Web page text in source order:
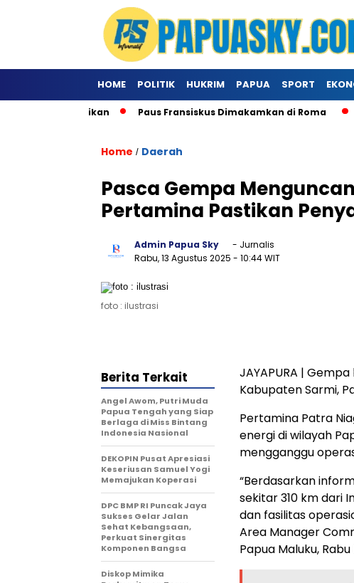
HOME POLITIK HUKRIM PAPUA SPORT
Khusus Ke Vatikan Paus Fransiskus Dimakamkan di Roma
Home / Daerah
Pasca Gempa
Pertamina Pastikan
Admin Papua Sky
- Jurnalis
Rabu, 13 Agustus 2025 - 10:44 WIT
foto : ilustrasi
JAYAPURA |
Kabupaten Sarmi,
Pertamina Patra
energi di wilayah
mengganggu
“Berdasarkan
sekitar 310 km dari
dan fasilitas
Area Manager
Papua Maluku,
Berita Terkait
Angel Awom, Putri Muda
Papua Tengah yang Siap
Berlaga di Miss Bintang
Indonesia Nasional
DEKOPIN Pusat Apresiasi
Keseriusan Samuel Yogi
Memajukan Koperasi
DPC BMP RI Puncak Jaya
Sukses Gelar Jalan
Sehat Kebangsaan,
Perkuat Sinergitas
Komponen Bangsa
Diskop Mimika